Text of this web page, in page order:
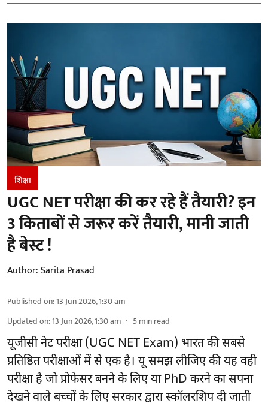
शिक्षा
UGC NET परीक्षा की कर रहे हैं तैयारी? इन
3 किताबों से जरूर करें तैयारी, मानी जाती
है बेस्ट !
Author:Sarita Prasad
Published on:13 Jun 2026, 1:30 am
Updated on:13 Jun 2026, 1:30 am 5min read
यूजीसी नेट परीक्षा (UGC NET Exam) भारत की सबसे
प्रतिष्ठित परीक्षाओं में से एक है। यू समझ लीजिए की यह वही
परीक्षा है जो प्रोफेसर बनने के लिए या PhD करने का सपना
देखने वाले बच्चों के लिए सरकार द्वारा स्कॉलरशिप दी जाती